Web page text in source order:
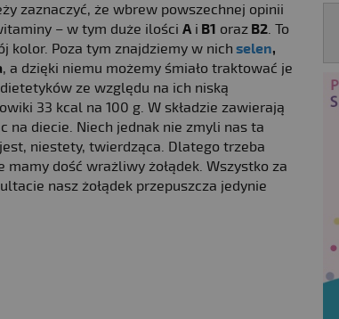
zaznaczyć, że wbrew powszechnej opinii
– w tym duże ilości Ai B1 oraz B2. To
kolor. Poza tym znajdziemy w nichselen,
, a dzięki niemu możemy śmiało traktować je
ze względu na ich niską
33 kcal na 100 g. W składzie zawierają
na diecie. Niech jednak nie zmyli nas ta
niestety, twierdząca. Dlatego trzeba
dość wrażliwy żołądek. Wszystko za
nasz żołądek przepuszcza jedynie